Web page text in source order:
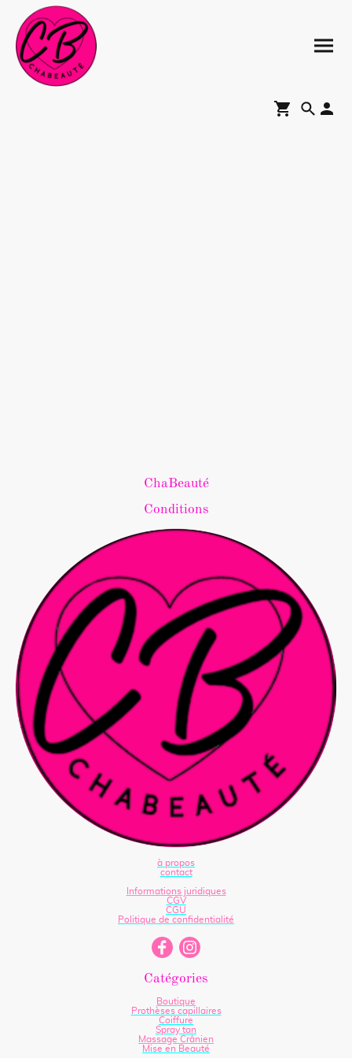
ChaBeauté
Conditions
à propos
contact
Informations juridiques
CGV
CGU
Politique de confidentialité
Catégories
Boutique
Prothèses capillaires
Coiffure
Spray tan
Massage Crânien
Mise en Beauté